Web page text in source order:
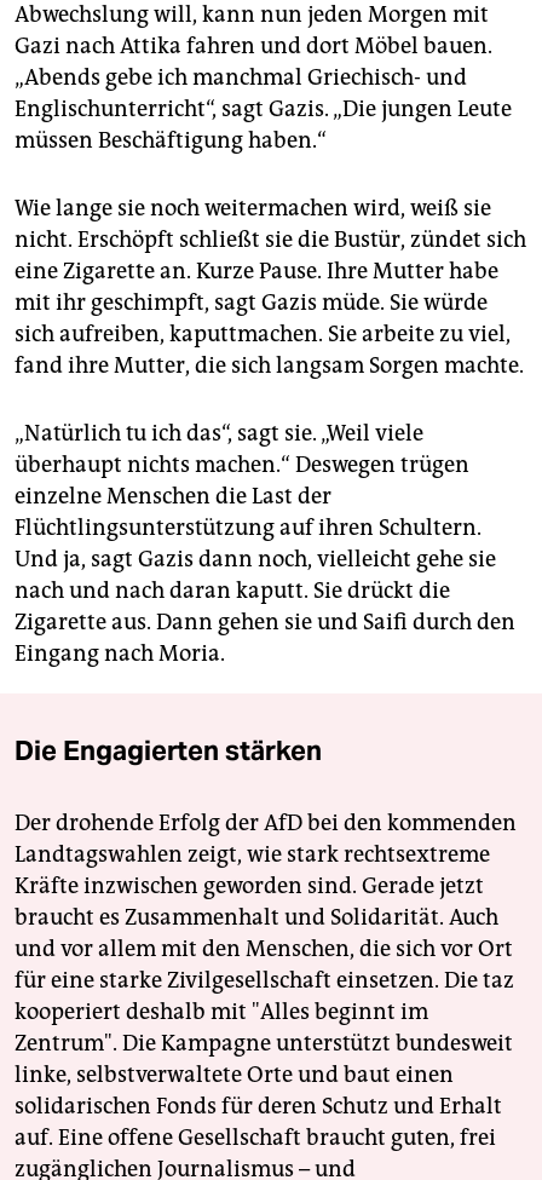
Abwechslung will, kann nun jeden Morgen mit
Gazi nach Attika fahren und dort Möbel bauen.
„Abends gebe ich manchmal Griechisch- und
Englischunterricht“, sagt Gazis. „Die jungen Leute
müssen Beschäftigung haben.“
Wie lange sie noch weitermachen wird, weiß sie
nicht. Erschöpft schließt sie die Bustür, zündet sich
eine Zigarette an. Kurze Pause. Ihre Mutter habe
mit ihr geschimpft, sagt Gazis müde. Sie würde
sich aufreiben, kaputtmachen. Sie arbeite zu viel,
fand ihre Mutter, die sich langsam Sorgen machte.
„Natürlich tu ich das“, sagt sie. „Weil viele
überhaupt nichts machen.“ Deswegen trügen
einzelne Menschen die Last der
Flüchtlingsunterstützung auf ihren Schultern.
Und ja, sagt Gazis dann noch, vielleicht gehe sie
nach und nach daran kaputt. Sie drückt die
Zigarette aus. Dann gehen sie und Saifi durch den
Eingang nach Moria.
Die Engagierten stärken
Der drohende Erfolg der AfD bei den kommenden
Landtagswahlen zeigt, wie stark rechtsextreme
Kräfte inzwischen geworden sind. Gerade jetzt
braucht es Zusammenhalt und Solidarität. Auch
und vor allem mit den Menschen, die sich vor Ort
für eine starke Zivilgesellschaft einsetzen. Die taz
kooperiert deshalb mit "Alles beginnt im
Zentrum". Die Kampagne unterstützt bundesweit
linke, selbstverwaltete Orte und baut einen
solidarischen Fonds für deren Schutz und Erhalt
auf. Eine offene Gesellschaft braucht guten, frei
zugänglichen Journalismus – und